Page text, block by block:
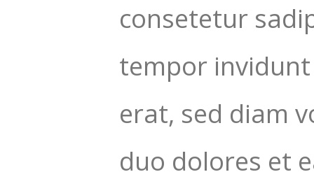
consetetur
tempor
erat, sed diam
duo dolores et